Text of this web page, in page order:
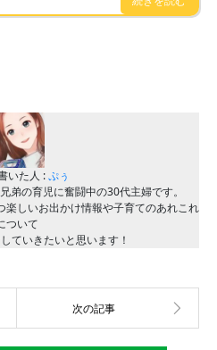
いた人 :ぷぅ
弟の育児に奮闘中の30代主婦です。
しいお出かけ情報や子育てのあれこれ
ついて
ていきたいと思います！